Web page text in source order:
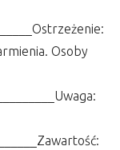
Osoby